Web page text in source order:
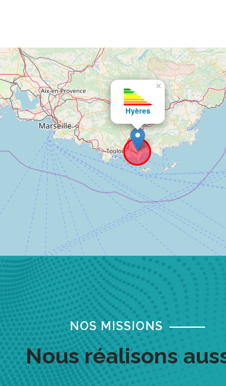
Hyères
×
NOS MISSIONS
Nous réalisons